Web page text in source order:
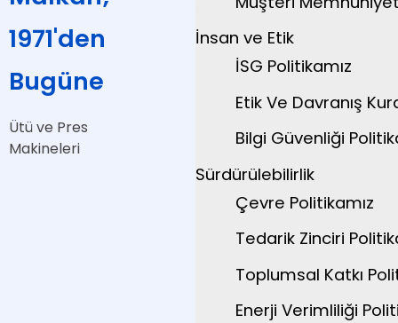
1971'den
Bugüne
Ütü ve Pres
Makineleri
İnsan ve Etik
İSG Politikamız
Etik Ve Davranış
Bilgi Güvenliği
Sürdürülebilirlik
Çevre Politikamız
Tedarik Zinciri
Toplumsal Katkı
Enerji Verimliliği